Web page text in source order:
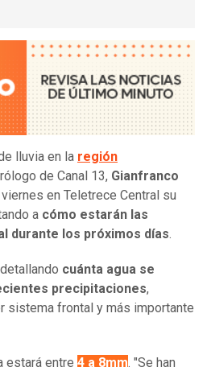
lluvia en la región
de Canal 13, Gianfranco
en Teletrece Central su
a cómo estarán las
durante los próximos días.
cuánta agua se
precipitaciones,
sistema frontal y más importante
estará entre 4 a 8mm. "Se han